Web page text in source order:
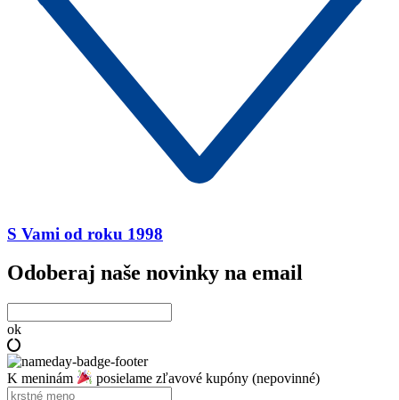
S Vami od roku 1998
Odoberaj naše novinky na email
ok
K meninám posielame zľavové kupóny (nepovinné)